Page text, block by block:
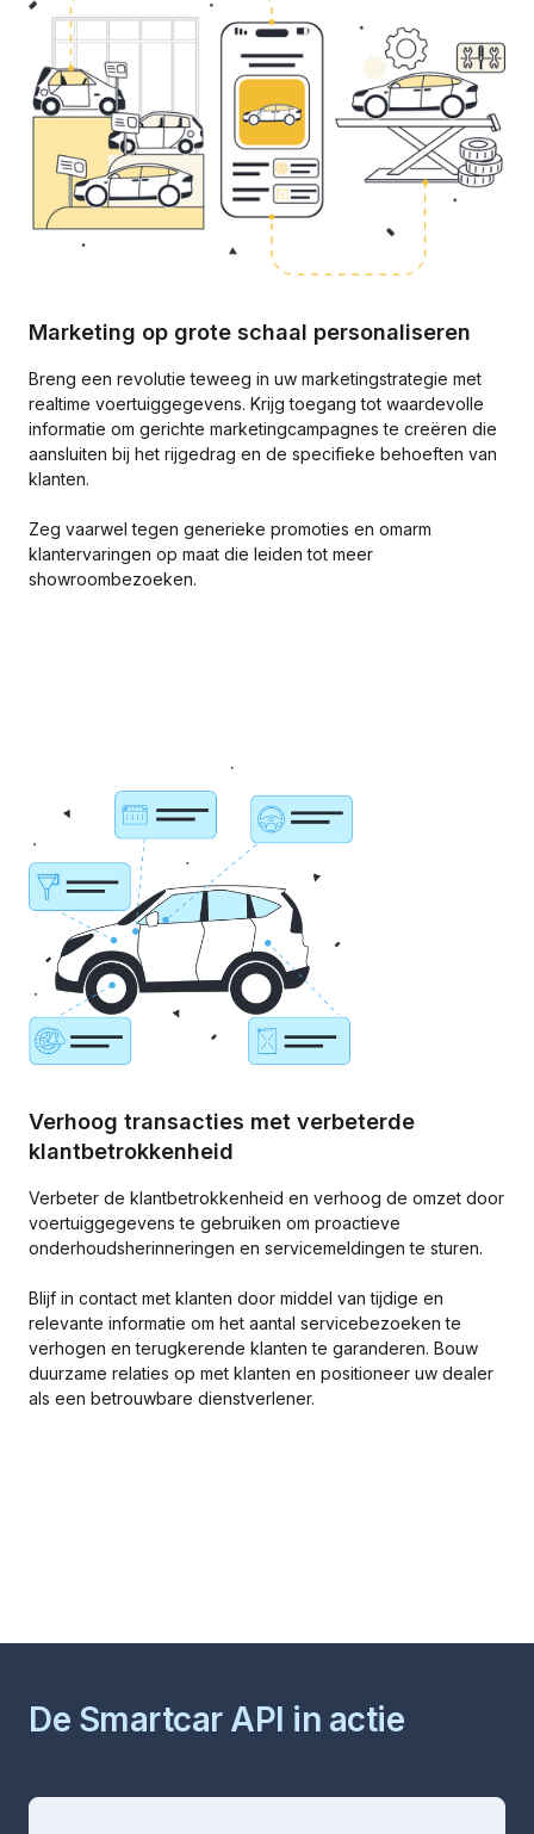
Marketing op grote schaal personaliseren
Breng een revolutie teweeg in uw marketingstrategie met
realtime voertuiggegevens. Krijg toegang tot waardevolle
informatie om gerichte marketingcampagnes te creëren die
aansluiten bij het rijgedrag en de specifieke behoeften van
klanten.
Zeg vaarwel tegen generieke promoties en omarm
klantervaringen op maat die leiden tot meer
showroombezoeken.
Verhoog transacties met verbeterde
klantbetrokkenheid
Verbeter de klantbetrokkenheid en verhoog de omzet door
voertuiggegevens te gebruiken om proactieve
onderhoudsherinneringen en servicemeldingen te sturen.
Blijf in contact met klanten door middel van tijdige en
relevante informatie om het aantal servicebezoeken te
verhogen en terugkerende klanten te garanderen. Bouw
duurzame relaties op met klanten en positioneer uw dealer
als een betrouwbare dienstverlener.
De Smartcar API in actie